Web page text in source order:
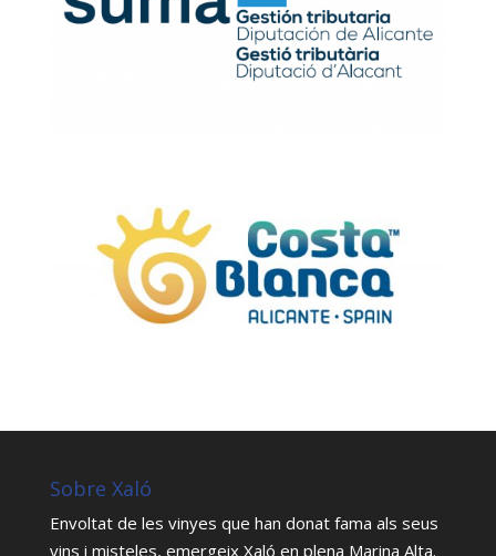
Sobre Xaló
Envoltat de les vinyes que han donat fama als seus
vins i misteles, emergeix Xaló en plena Marina Alta.